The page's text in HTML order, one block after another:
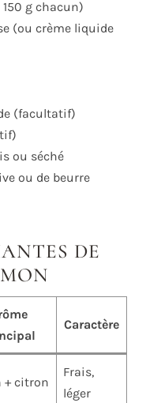
g chacun)
(ou crème liquide
(facultatif)
ou séché
ou de beurre
DE
Caractère
+ citron
Frais,
léger